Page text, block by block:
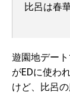
比呂は春
遊園地デー
がEDに使わ
けど、比呂